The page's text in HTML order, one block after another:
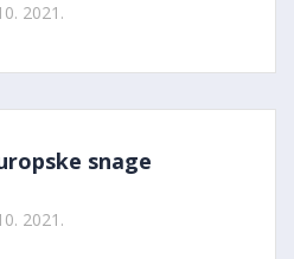
2021.
snage
2021.